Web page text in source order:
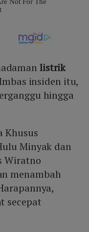
listrik
insiden itu,
hingga
Khusus
Minyak dan
Wiratno
menambah
secepat